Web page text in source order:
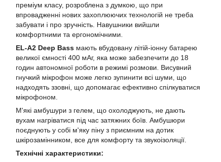
преміум класу, розроблена з думкою, що при
впровадженні нових захоплюючих технологій не треба
забувати і про зручність. Навушники вийшли
комфортними та ергономічними.
EL-A2 Deep Bass мають вбудовану літій-іонну батарею
великої ємності 400 мАг, яка може забезпечити до 18
годин автономної роботи в режимі розмови. Висувний
гнучкий мікрофон може легко зупинити всі шуми, що
надходять ззовні, що допомагає ефективно спілкуватися
мікрофоном.
М'які амбушури з гелем, що охолоджують, не дають
вухам нагріватися під час затяжних боїв. Амбушюри
поєднують у собі м'яку піну з приємним на дотик
шкірозамінником, все для комфорту та звукоізоляції.
Технічні характеристики: